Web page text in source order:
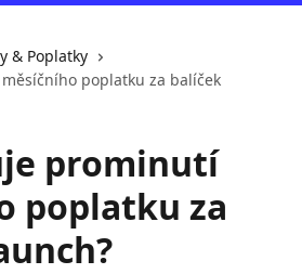
& Poplatky
poplatku za balíček
prominutí
poplatku za